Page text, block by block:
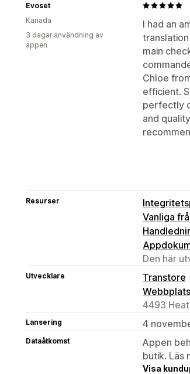
I had an
main
Chloe
efficient.
perfectly
and
Evoset
Kanada
3 dagar användning av
appen
Resurser
Vanliga
Den här
Utvecklare
Transtore
Webbplats
4493
Lansering 4
Dataåtkomst
Appen
butik. Läs
Visa